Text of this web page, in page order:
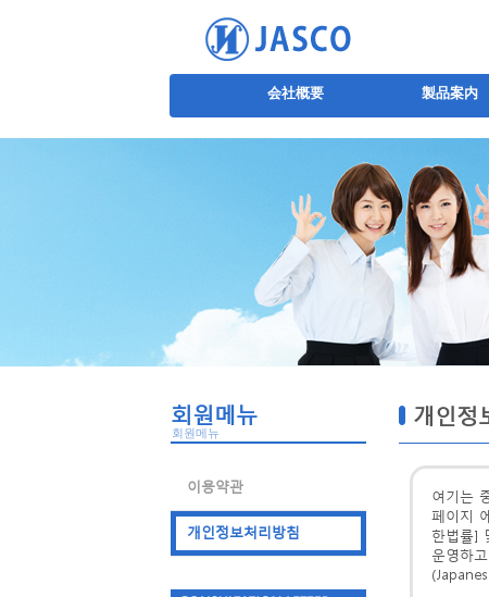
会社概要 製品案内
회원메뉴
회원메뉴
이용약관
개인정보처리방침
개인정
여기는
페이지
한법률]
운영하